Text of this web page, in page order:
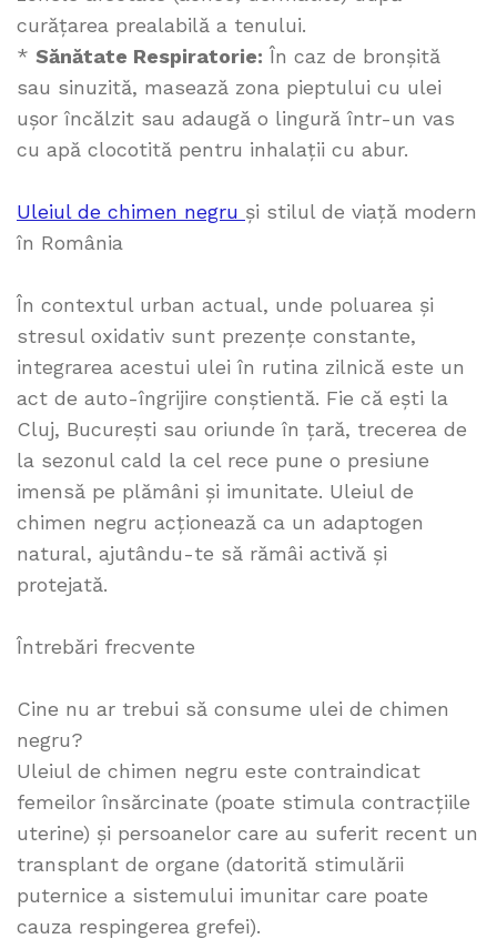
curățarea prealabilă a tenului.
* Sănătate Respiratorie: În caz de bronșită
sau sinuzită, masează zona pieptului cu ulei
ușor încălzit sau adaugă o lingură într-un vas
cu apă clocotită pentru inhalații cu abur.
Uleiul de chimen negru și stilul de viață modern
în România
În contextul urban actual, unde poluarea și
stresul oxidativ sunt prezențe constante,
integrarea acestui ulei în rutina zilnică este un
act de auto-îngrijire conștientă. Fie că ești la
Cluj, București sau oriunde în țară, trecerea de
la sezonul cald la cel rece pune o presiune
imensă pe plămâni și imunitate. Uleiul de
chimen negru acționează ca un adaptogen
natural, ajutându-te să rămâi activă și
protejată.
Întrebări frecvente
Cine nu ar trebui să consume ulei de chimen
negru?
Uleiul de chimen negru este contraindicat
femeilor însărcinate (poate stimula contracțiile
uterine) și persoanelor care au suferit recent un
transplant de organe (datorită stimulării
puternice a sistemului imunitar care poate
cauza respingerea grefei).